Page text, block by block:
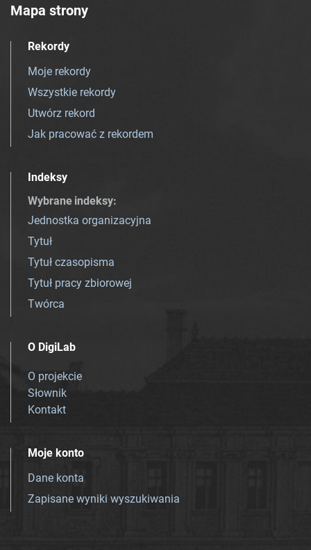
Mapa strony
Rekordy
Moje rekordy
Wszystkie rekordy
Utwórz rekord
Jak pracować z rekordem
Indeksy
Wybrane indeksy:
Jednostka organizacyjna
Tytuł
Tytuł czasopisma
Tytuł pracy zbiorowej
Twórca
O DigiLab
O projekcie
Słownik
Kontakt
Moje konto
Dane konta
Zapisane wyniki wyszukiwania